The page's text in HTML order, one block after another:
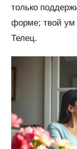
только
форме; твой ум
Телец.